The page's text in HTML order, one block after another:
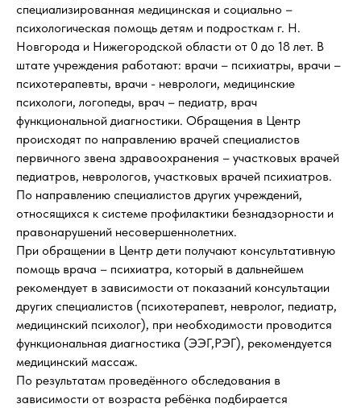
специализированная медицинская и социально –
психологическая помощь детям и подросткам г. Н.
Новгорода и Нижегородской области от 0 до 18 лет. В
штате учреждения работают: врачи – психиатры, врачи –
психотерапевты, врачи - неврологи, медицинские
психологи, логопеды, врач – педиатр, врач
функциональной диагностики. Обращения в Центр
происходят по направлению врачей специалистов
первичного звена здравоохранения – участковых врачей
педиатров, неврологов, участковых врачей психиатров.
По направлению специалистов других учреждений,
относящихся к системе профилактики безнадзорности и
правонарушений несовершеннолетних.
При обращении в Центр дети получают консультативную
помощь врача – психиатра, который в дальнейшем
рекомендует в зависимости от показаний консультации
других специалистов (психотерапевт, невролог, педиатр,
медицинский психолог), при необходимости проводится
функциональная диагностика (ЭЭГ,РЭГ), рекомендуется
медицинский массаж.
По результатам проведённого обследования в
зависимости от возраста ребёнка подбирается